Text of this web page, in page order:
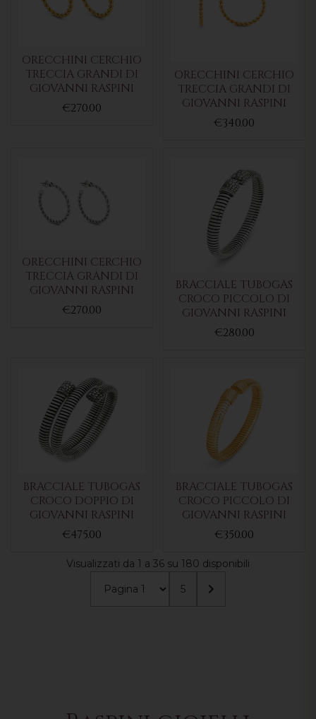
ORECCHINI CERCHIO
TRECCIA GRANDI DI
GIOVANNI RASPINI
€270.00
ORECCHINI CERCHIO
TRECCIA GRANDI DI
GIOVANNI RASPINI
€340.00
ORECCHINI CERCHIO
TRECCIA GRANDI DI
GIOVANNI RASPINI
€270.00
BRACCIALE TUBOGAS
CROCO PICCOLO DI
GIOVANNI RASPINI
€280.00
BRACCIALE TUBOGAS
CROCO DOPPIO DI
GIOVANNI RASPINI
€475.00
BRACCIALE TUBOGAS
CROCO PICCOLO DI
GIOVANNI RASPINI
€350.00
Visualizzati da 1 a 36 su 180 disponibili
5